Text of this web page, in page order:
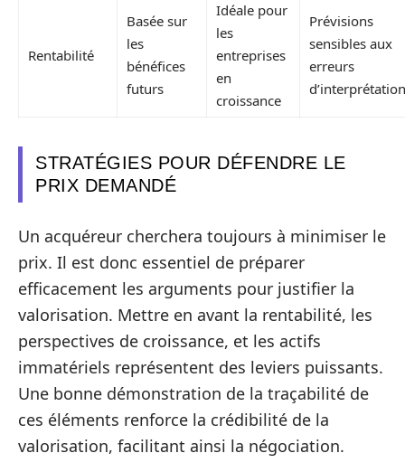
Rentabilité
Basée sur
les
bénéfices
futurs
Idéale pour
les
entreprises
en
croissance
Prévisions
sensibles aux
erreurs
d’interprétation
STRATÉGIES POUR DÉFENDRE LE
PRIX DEMANDÉ
Un acquéreur cherchera toujours à minimiser le
prix. Il est donc essentiel de préparer
efficacement les arguments pour justifier la
valorisation. Mettre en avant la rentabilité, les
perspectives de croissance, et les actifs
immatériels représentent des leviers puissants.
Une bonne démonstration de la traçabilité de
ces éléments renforce la crédibilité de la
valorisation, facilitant ainsi la négociation.